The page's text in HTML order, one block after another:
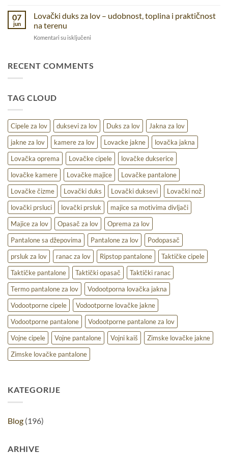
udobnost
lovačke
uslove
07
jun
Lovački duks za lov – udobnost, toplina i praktičnost
na terenu
Komentari su isključeni
za
na
terenu
RECENT COMMENTS
TAG CLOUD
Cipele za lov duksevi za lov Duks za lov
Jakna za lov
jakne za lov
kamere za lov Lovacke jakne
lovačka jakna
Lovačka oprema
Lovačke cipele
lovačke dukserice
lovačke kamere
Lovačke majice
Lovačke pantalone
Lovačke čizme
Lovački duks Lovački duksevi
Lovački nož
lovački prsluci
lovački prsluk
majice sa motivima divljači
Majice za lov
Opasač za lov
Oprema za lov
Pantalone sa džepovima
Pantalone za lov
Podopasač
prsluk za lov
ranac za lov Ripstop pantalone
Taktičke cipele
Taktičke pantalone
Taktički opasač
Taktički ranac
Termo pantalone za lov
Vodootporna lovačka jakna
Vodootporne cipele
Vodootporne lovačke jakne
Vodootporne pantalone
Vodootporne pantalone za lov
Vojne cipele
Vojne pantalone Vojni kaiš
Zimske lovačke jakne
Zimske lovačke pantalone
KATEGORIJE
Blog (196)
ARHIVE